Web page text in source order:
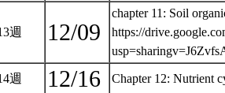
週 12/09
chapter 11: Soil
https://
週 12/16 Chapter 12: Nutrient